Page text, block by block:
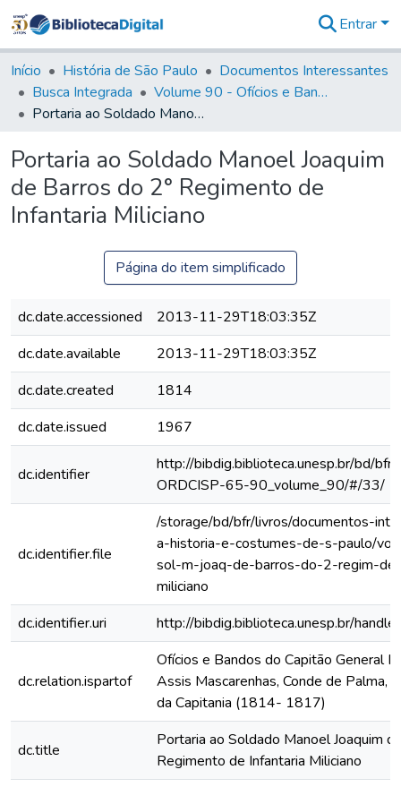
&
Coleções
Tudo na
Biblioteca
Estatísticas
Entrar
Início História de São Paulo
Documentos Interessantes
Busca Integrada
Volume 90 - Ofícios e Bandos do Capitão General, Conde de Palma, aos funcionários da Capitania (1814- 1817)
Portaria ao Soldado Manoel Joaquim de Barros do 2° Regimento de Infantaria Miliciano
Portaria ao Soldado Manoel Joaquim
de Barros do 2° Regimento de
Infantaria Miliciano
Página do item simplificado
dc.date.accessioned
2013-11-29T18:03:35Z
dc.date.available
2013-11-29T18:03:35Z
dc.date.created
1814
dc.date.issued
1967
dc.identifier
http://bibdig.biblioteca.unesp.br/bd/
ORDCISP-65-90_volume_90/#/33/
dc.identifier.file
/storage/bd/bfr/livros/documentos-
a-historia-e-costumes-de-s-paulo/
sol-m-joaq-de-barros-do-2-regim-
miliciano
dc.identifier.uri
http://bibdig.biblioteca.unesp.br/
dc.relation.ispartof
Ofícios e Bandos do Capitão General
Assis Mascarenhas, Conde de Palma,
da Capitania (1814- 1817)
dc.title
Portaria ao Soldado Manoel Joaquim
Regimento de Infantaria Miliciano